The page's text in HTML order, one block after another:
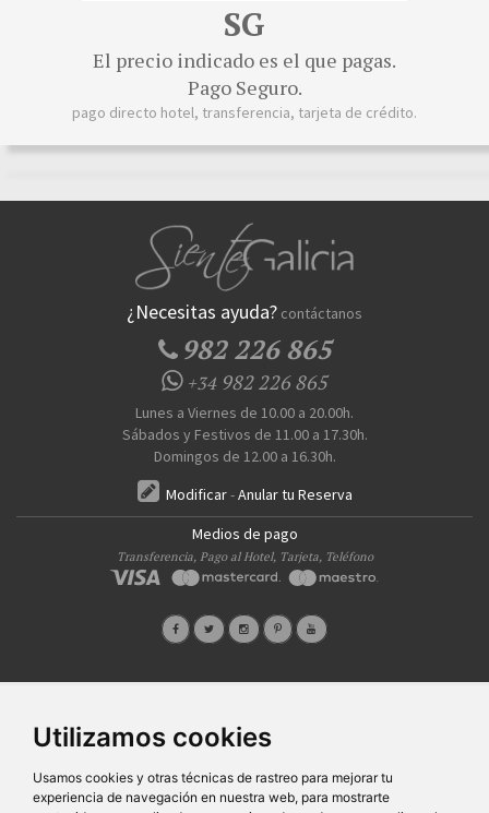
Utilizamos cookies
Usamos cookies y otras técnicas de rastreo para mejorar tu
experiencia de navegación en nuestra web, para mostrarte
SG
El precio indicado es el que pagas.
Pago Seguro.
pago directo hotel, transferencia, tarjeta de crédito.
¿Necesitas ayuda? contáctanos
982 226 865
+34982 226 865
Lunes a Viernes de 10.00 a 20.00h.
Sábados y Festivos de 11.00 a 17.30h.
Domingos de 12.00 a 16.30h.
Modificar-Anular tu Reserva
Medios de pago
Transferencia, Pago al Hotel, Tarjeta, Teléfono
Quiénes Somos Condiciones Generales-Privacidad
sobre cookies|Ayudas
SG Entornos Turísticos S.L. Av. Vila Verde Cidade de Portugal, 25 Bajo. Lugo 27002 – España
- Licencia Agencia de viajes
- C.I.F.
B-27413228
Todos los derechos reservados